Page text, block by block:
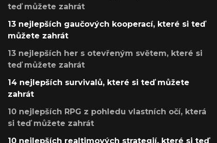
teď můžete zahrát
13 nejlepších gaučových kooperací, které si teď
můžete zahrát
13 nejlepších her s otevřeným světem, které si
teď můžete zahrát
14 nejlepších survivalů, které si teď můžete
zahrát
10 nejlepších RPG z pohledu vlastních očí, která
si teď můžete zahrát
10 nejlepších realtimových strategií, které si teď